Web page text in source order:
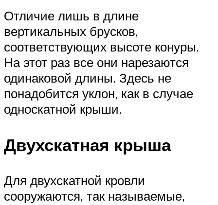
Отличие лишь в длине
вертикальных брусков,
соответствующих высоте конуры.
На этот раз все они нарезаются
одинаковой длины. Здесь не
понадобится уклон, как в случае
односкатной крыши.
Двухскатная крыша
Для двухскатной кровли
сооружаются, так называемые,